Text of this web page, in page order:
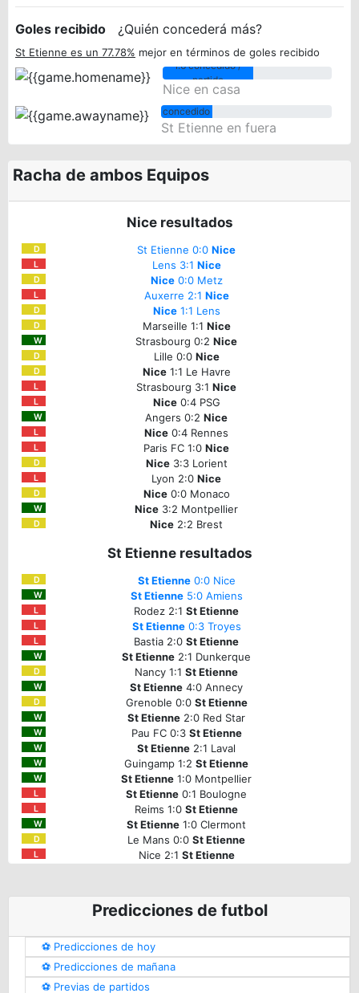
Goles recibido ¿Quién concederá más?
St Etienne es un 77.78% mejor en términos de goles recibido
1.6 concedido /
partido
Nice en casa
0.9
concedido
/ partido
St Etienne en fuera
Racha de ambos Equipos
Nice resultados
D St Etienne 0:0 Nice
L Lens 3:1 Nice
D Nice0:0 Metz
L Auxerre 2:1 Nice
D Nice1:1 Lens
D Marseille 1:1 Nice
W Strasbourg 0:2 Nice
D Lille 0:0 Nice
D Nice1:1 Le Havre
L Strasbourg 3:1 Nice
L Nice0:4 PSG
W Angers 0:2 Nice
L Nice 0:4 Rennes
L Paris FC 1:0 Nice
D Nice3:3 Lorient
L Lyon 2:0 Nice
D Nice0:0 Monaco
W Nice 3:2 Montpellier
D Nice 2:2 Brest
St Etienne resultados
D St Etienne0:0 Nice
W St Etienne5:0 Amiens
L Rodez 2:1 St Etienne
L St Etienne0:3 Troyes
L Bastia 2:0 St Etienne
W St Etienne 2:1 Dunkerque
D Nancy 1:1 St Etienne
W St Etienne 4:0 Annecy
D Grenoble 0:0 St Etienne
W St Etienne 2:0 Red Star
W Pau FC 0:3 St Etienne
W St Etienne 2:1 Laval
W Guingamp 1:2 St Etienne
W St Etienne 1:0 Montpellier
L St Etienne 0:1 Boulogne
L Reims 1:0 St Etienne
W St Etienne 1:0 Clermont
D Le Mans 0:0 St Etienne
L Nice 2:1 St Etienne
Predicciones de futbol
⚽️ Predicciones de hoy
⚽️ Predicciones de mañana
⚽️ Previas de partidos